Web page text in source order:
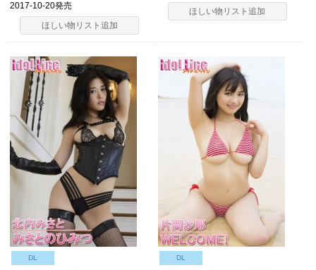
2017-10-20発売
ほしい物リスト追加
ほしい物リスト追加
DL DL